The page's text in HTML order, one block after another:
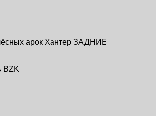
арок Хантер ЗАДНИЕ
BZK